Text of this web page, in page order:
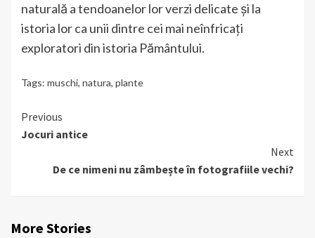
naturală a tendoanelor lor verzi delicate și la
istoria lor ca unii dintre cei mai neînfricați
exploratori din istoria Pământului.
Tags: muschi, natura, plante
Continue
Reading
Previous
Jocuri antice
Next
De ce nimeni nu zâmbește în fotografiile vechi?
More Stories